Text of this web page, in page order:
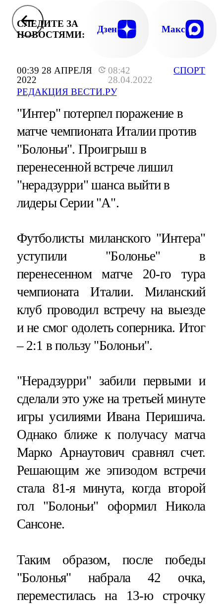
00:39 28 АПРЕЛЯ
2022
08:42
28.04.2022
РЕДАКЦИЯ ВЕСТИ.РУ
СПОРТ
СЛЕДИТЕ ЗА
НОВОСТЯМИ:
Дзен Макс
"Интер" потерпел поражение в
матче чемпионата Италии против
"Болоньи". Проигрыш в
перенесенной встрече лишил
"нерадзурри" шанса выйти в
лидеры Серии "А".
Футболисты миланского "Интера"
уступили "Болонье" в
перенесенном матче 20-го тура
чемпионата Италии. Миланский
клуб проводил встречу на выезде
и не смог одолеть соперника. Итог
– 2:1 в пользу "Болоньи".
"Нерадзурри" забили первыми и
сделали это уже на третьей минуте
игры усилиями Ивана Перишича.
Однако ближе к получасу матча
Марко Арнаутович сравнял счет.
Решающим же эпизодом встречи
стала 81-я минута, когда второй
гол "Болоньи" оформил Никола
Сансоне.
Таким образом, после победы
"Болонья" набрала 42 очка,
переместилась на 13-ю строчку